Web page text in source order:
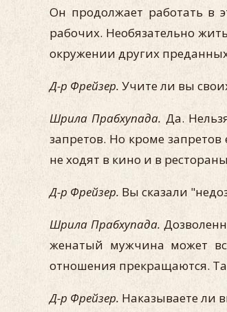
Он продолжает работать в
рабочих. Необязательно
окружении других
Д-р Фрейзер. Учите ли вы
Шрила Прабхупада. Да.
запретов. Но кроме
не ходят в кино и в
Д-р Фрейзер. Вы сказали
Шрила Прабхупада.
женатый мужчина может
отношения прекращаются.
Д-р Фрейзер. Наказываете ли